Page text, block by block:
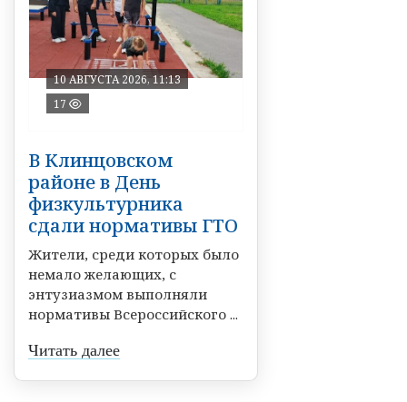
10 АВГУСТА 2026, 11:13
17
В Клинцовском
районе в День
физкультурника
сдали нормативы ГТО
Жители, среди которых было
немало желающих, с
энтузиазмом выполняли
нормативы Всероссийского ...
Читать далее